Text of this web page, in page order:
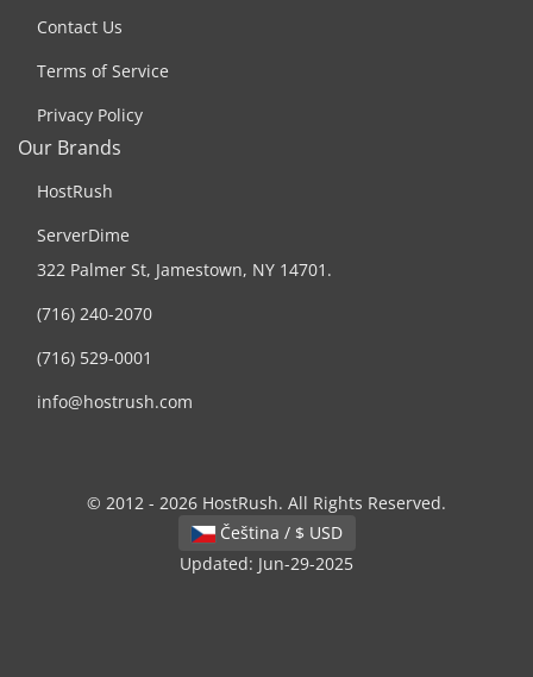
Contact Us
Terms of Service
Privacy Policy
Our Brands
HostRush
ServerDime
322 Palmer St, Jamestown, NY 14701.
(716) 240-2070
(716) 529-0001
info@hostrush.com
© 2012 - 2026 HostRush. All Rights Reserved.
Čeština / $ USD
Updated: Jun-29-2025